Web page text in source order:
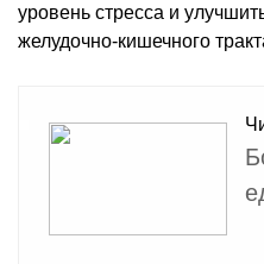
уровень стресса и
желудочно-кишечного